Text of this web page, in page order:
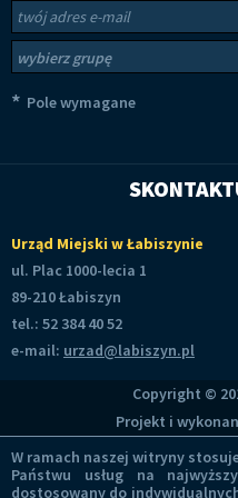
Newsletter
* Pole wymagane
Urząd Miejski w Łabiszynie
ul. Plac 1000-lecia 1
89-210 Łabiszyn
tel.: 52 384 40 52
e-mail: urzad@labiszyn.pl
Copyright ©
Projekt i
W ramach naszej witryny
Państwu usług na
dostosowany do